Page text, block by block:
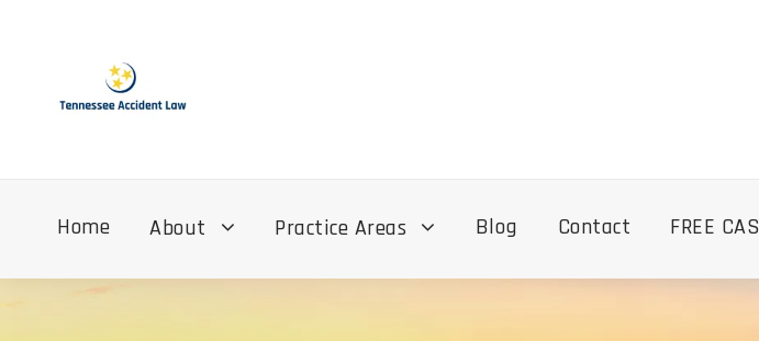
Home About Practice Areas Blog Contact FREE